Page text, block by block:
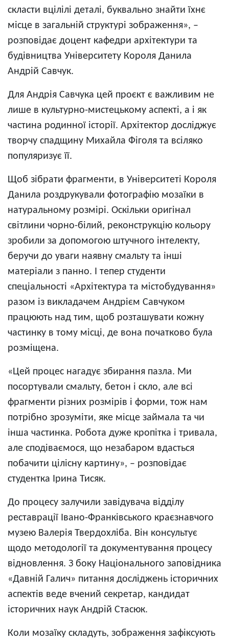
скласти вцілілі деталі, буквально знайти їхнє
місце в загальній структурі зображення», –
розповідає доцент кафедри архітектури та
будівництва Університету Короля Данила
Андрій Савчук.
Для Андрія Савчука цей проєкт є важливим не
лише в культурно-мистецькому аспекті, а і як
частина родинної історії. Архітектор досліджує
творчу спадщину Михайла Фіголя та всіляко
популяризує її.
Щоб зібрати фрагменти, в Університеті Короля
Данила роздрукували фотографію мозаїки в
натуральному розмірі. Оскільки оригінал
світлини чорно-білий, реконструкцію кольору
зробили за допомогою штучного інтелекту,
беручи до уваги наявну смальту та інші
матеріали з панно. І тепер студенти
спеціальності «Архітектура та містобудування»
разом із викладачем Андрієм Савчуком
працюють над тим, щоб розташувати кожну
частинку в тому місці, де вона початково була
розміщена.
«Цей процес нагадує збирання пазла. Ми
посортували смальту, бетон і скло, але всі
фрагменти різних розмірів і форми, тож нам
потрібно зрозуміти, яке місце займала та чи
інша частинка. Робота дуже кропітка і тривала,
але сподіваємося, що незабаром вдасться
побачити цілісну картину», – розповідає
студентка Ірина Тисяк.
До процесу залучили завідувача відділу
реставрації Івано-Франківського краєзнавчого
музею Валерія Твердохліба. Він консультує
щодо методології та документування процесу
відновлення. З боку Національного заповідника
«Давній Галич» питання досліджень історичних
аспектів веде вчений секретар, кандидат
історичних наук Андрій Стасюк.
Коли мозаїку складуть, зображення зафіксують